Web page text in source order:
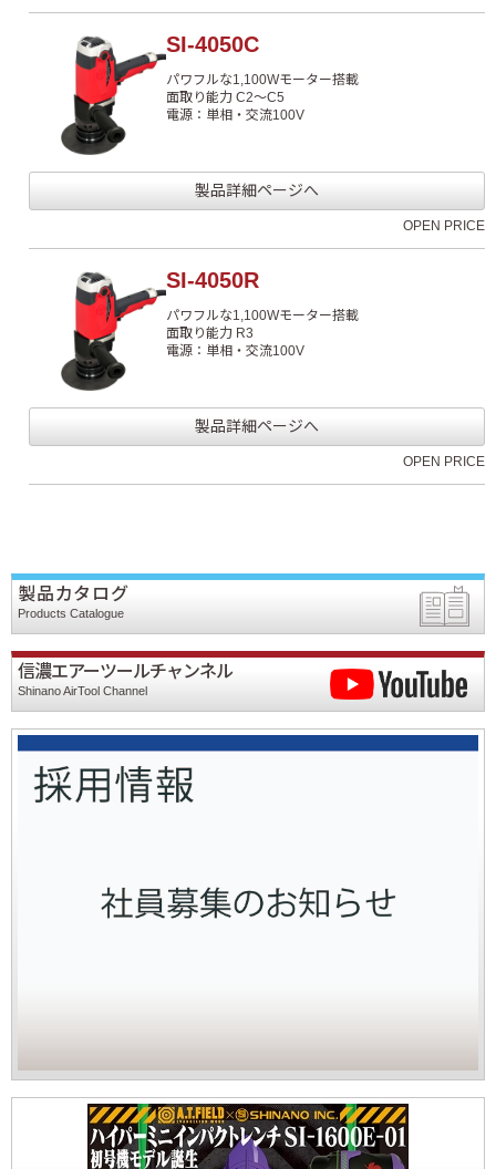
SI-4050C
パワフルな1,100Wモーター搭載
面取り能力 C2～C5
電源：単相・交流100V
製品詳細ページへ
OPEN PRICE
SI-4050R
パワフルな1,100Wモーター搭載
面取り能力 R3
電源：単相・交流100V
製品詳細ページへ
OPEN PRICE
製品カタログ
Products Catalogue
信濃エアーツールチャンネル
Shinano AirTool Channel